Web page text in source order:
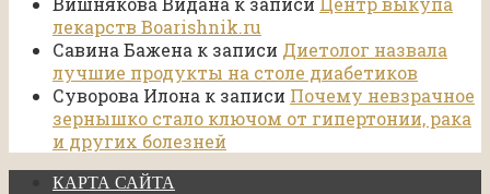
лекарств Boarishnik.ru
Савина Бажена к записи Диетолог назвала
лучшие продукты на столе диабетиков
Суворова Илона к записи Почему невзрачное
зернышко стало ключом от гипертонии, рака
и других болезней
КАРТА САЙТА